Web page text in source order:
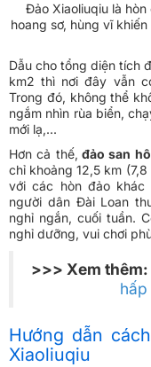
Đảo Xiaoliuqiu là
hoang sơ, hùng vĩ
Dẫu cho tổng diện tích
km2 thì nơi đây vẫn
Trong đó, không thể
ngắm nhìn rùa biển,
mới lạ,...
Hơn cả thế, đảo san
chỉ khoảng 12,5 km
với các hòn đảo khác
người dân Đài Loan
nghỉ ngắn, cuối tuần.
nghỉ dưỡng, vui chơi
>>> Xem thêm:
Hướng dẫn
Xiaoliuqiu